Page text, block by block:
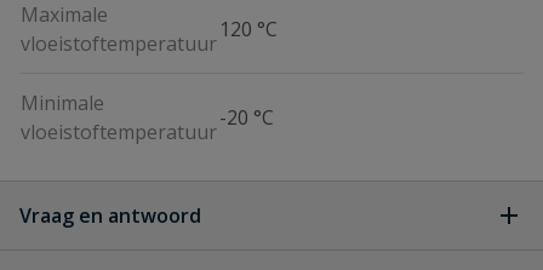
Maximale
vloeistoftemperatuur
120 °C
Minimale
vloeistoftemperatuur
-20 °C
Vraag en antwoord